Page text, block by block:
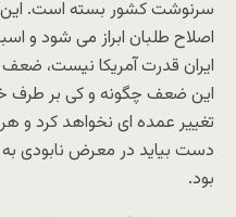
سرنوشت کشور بسته است.
اصلاح طلبان ابراز می شود و
ایران قدرت آمریکا نیست،
این ضعف چگونه و کی بر طرف
تغییر عمده ای نخواهد کرد و
دست بیاید در معرض نابودی
بود.